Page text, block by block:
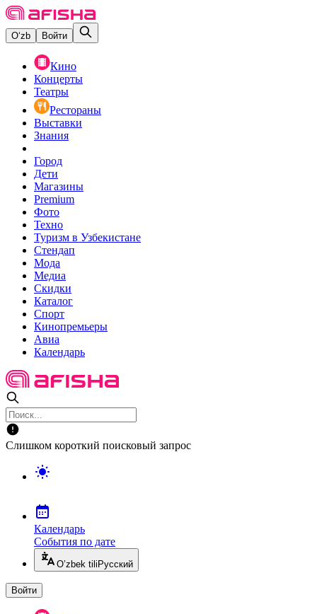
O‘zb Войти
Кино
Концерты
Театры
Рестораны
Выставки
Знания
Город
Дети
Магазины
Premium
Фото
Техно
Туризм в Узбекистане
Стендап
Мода
Медиа
Скидки
Каталог
Спорт
Кинопремьеры
Авиа
Календарь
Слишком короткий поисковый запрос
Календарь
События по дате
O’zbek tili Русский
Войти